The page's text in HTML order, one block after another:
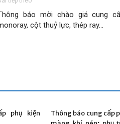
báo mời chào giá cung
cột thuỷ lực, thép ray…
phụ kiện
Thông báo cung cấp